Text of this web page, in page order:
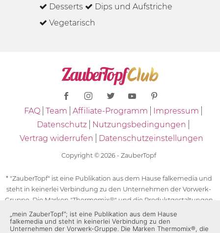
Desserts
Dips und Aufstriche
Vegetarisch
FAQ Team Affiliate-Programm
Impressum
Datenschutz
Nutzungsbedingungen
Vertrag widerrufen
Datenschutzeinstellungen
Copyright © 2026 - ZauberTopf
* "ZauberTopf" ist eine Publikation aus dem Hause falkemedia und
steht in keinerlei Verbindung zu den Unternehmen der Vorwerk-
Gruppe. Die Marken "Thermomix®" und die Produktgestaltungen
des "Thermomix®" sind eingetragene Marken der Unternehmen
der Vorwerk-Gruppe. Die Marken Thermomix®, die Zeichen TM5®,
„mein ZauberTopf”; ist eine Publikation aus dem Hause
falkemedia und steht in keinerlei Verbindung zu den
Unternehmen der Vorwerk-Gruppe. Die Marken Thermomix®, die